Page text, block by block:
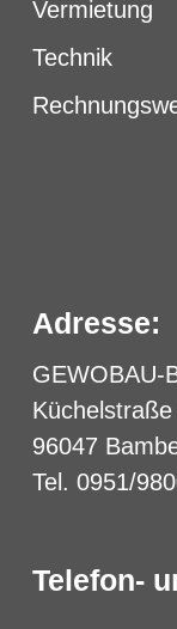
Vermietung
Technik
Adresse:
GEWOBAU-
Küchelstraße
96047
Tel. 0951/
Telefon-